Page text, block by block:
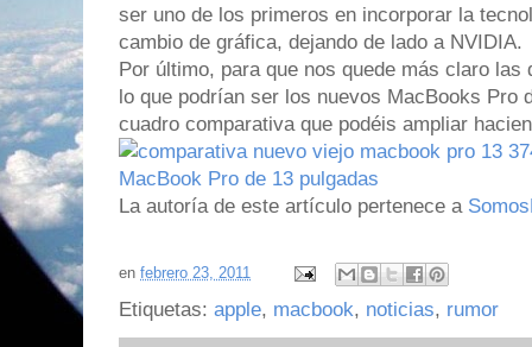
ser uno de los primeros en incorporar la
cambio de gráfica, dejando de lado a NVIDIA.
Por último, para que nos quede más claro
lo que podrían ser los nuevos MacBooks Pro
cuadro comparativa que podéis ampliar
La autoría de este artículo pertenece a
en febrero 23, 2011
Etiquetas: apple, macbook, noticias, rumor